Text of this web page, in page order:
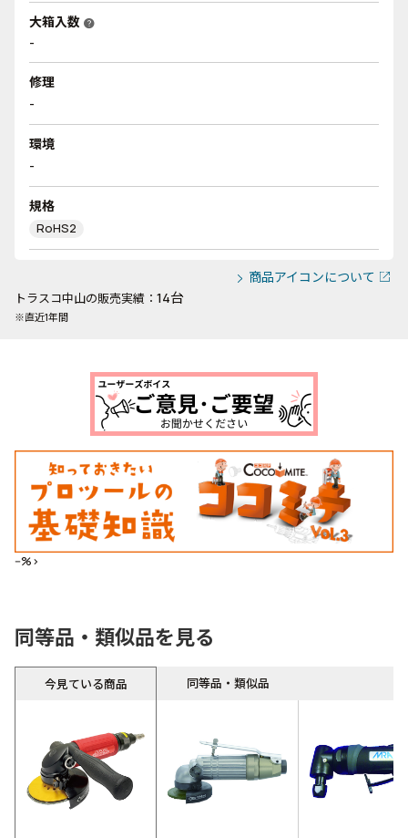
大箱入数 help
-
修理
-
環境
-
規格
RoHS2
商品アイコンについて
トラスコ中山の販売実績： 14台
※直近1年間
--%>
同等品・類似品を見る
今見ている商品 同等品・類似品